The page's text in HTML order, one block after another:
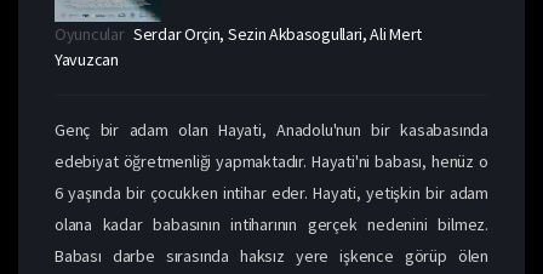
Oyuncular Serdar Orçin, Sezin Akbasogullari, Ali Mert
Yavuzcan
Genç bir adam olan Hayati, Anadolu'nun bir kasabasında
edebiyat öğretmenliği yapmaktadır. Hayati'ni babası, henüz o
6 yaşında bir çocukken intihar eder. Hayati, yetişkin bir adam
olana kadar babasının intiharının gerçek nedenini bilmez.
Babası darbe sırasında haksız yere işkence görüp ölen